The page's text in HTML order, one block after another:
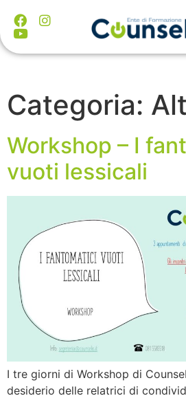
Categoria:
Workshop – I
vuoti lessicali
I tre giorni di Workshop di
desiderio delle relatrici di